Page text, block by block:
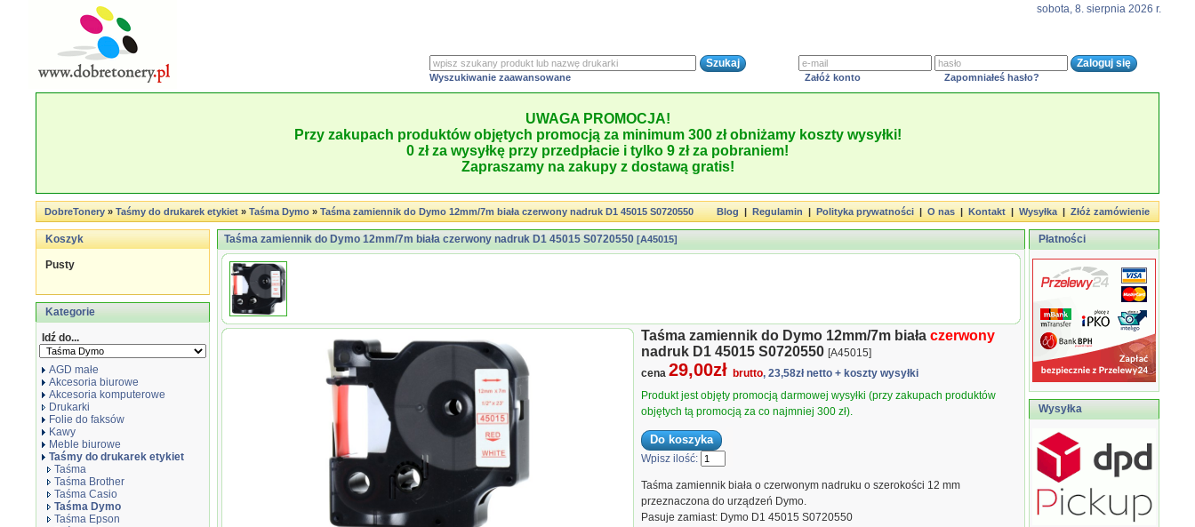
sobota, 8. sierpnia 2026 r.
Wyszukiwanie zaawansowane Załóż konto Zapomniałeś hasło?
UWAGA PROMOCJA!
Przy zakupach produktów objętych promocją za minimum 300 zł obniżamy koszty wysyłki!
0 zł za wysyłkę przy przedpłacie i tylko 9 zł za pobraniem!
Zapraszamy na zakupy z dostawą gratis!
DobreTonery»Taśmy do drukarek etykiet»Taśma Dymo»Taśma zamiennik do Dymo 12mm/7m biała czerwony nadruk D1 45015 S0720550 Blog|Regulamin|Polityka prywatności|O nas|Kontakt|Wysyłka|Złóż zamówienie
Koszyk
Pusty
Kategorie
Idź do...
AGD małe
Akcesoria biurowe
Akcesoria komputerowe
Drukarki
Folie do faksów
Kawy
Meble biurowe
Taśmy do drukarek etykiet
Taśma
Taśma Brother
Taśma Casio
Taśma Dymo
Taśma Epson
Taśma zamiennik do Dymo 12mm/7m biała czerwony nadruk D1 45015 S0720550 [A45015]
Taśma zamiennik do Dymo 12mm/7m biała czerwony
nadruk D1 45015 S0720550 [A45015]
cena 29,00zł brutto, 23,58zł netto + koszty wysyłki
Produkt jest objęty promocją darmowej wysyłki (przy zakupach produktów
objętych tą promocją za co najmniej 300 zł).
Wpisz ilość:
Taśma zamiennik biała o czerwonym nadruku o szerokości 12 mm
przeznaczona do urządzeń Dymo.
Pasuje zamiast: Dymo D1 45015 S0720550
Płatności
Wysyłka